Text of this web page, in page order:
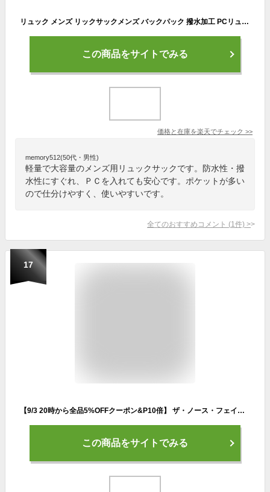
リュック メンズ リックサックメンズ バックパック 撥水加工 PCリュック 軽量 大容量 カジュアル 通勤 通学 出張 旅行 学生
この商品をサイトでみる
価格と在庫を楽天でチェック >>
memory512(50代・男性)
軽量で大容量のメンズ用リュックサックです。防水性・撥
水性にすぐれ、ＰＣを入れても安心です。ポケットが多い
ので仕分けやすく、使いやすいです。
全てのおすすめコメント (1 件) >
17
【9/3 20時から全品5%OFFクーポン&P10倍】 ザ・ノース・フェイス THE NORTH FACE アウトドア ワンマイル16 メンズ レディース リュック かばん バックパック 16L ランニング 軽量 シンプル ファスナー式 PC収納可能 フィット 揺れ軽減 NM62461
この商品をサイトでみる